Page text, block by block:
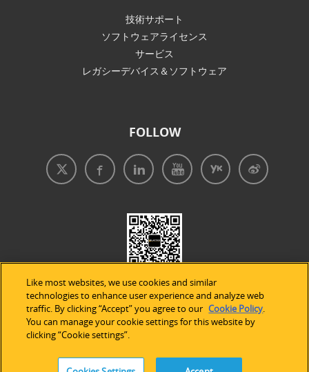
技術サポート
ソフトウェアライセンス
サービス
レガシーデバイス＆ソフトウェア
FOLLOW
| プライバシープリシー
Like most websites, we use cookies and similar
technologies to enhance user experience and analyze web
traffic. By clicking “Accept” you agree to our Cookie Policy.
You can manage your cookie settings for this website by
clicking “Cookie settings”.